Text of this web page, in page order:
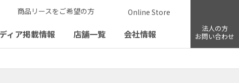
ィア掲載情報 店舗一覧 会社情報
商品リースをご希望の方 Online Store
法人の方
お問い合わせ